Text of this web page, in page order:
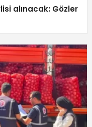
alınacak: Gözler